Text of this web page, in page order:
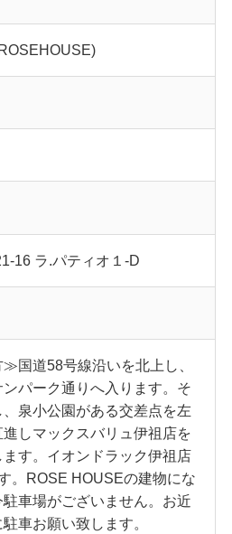
16 ラ.パティオ１-D
国道58号線沿いを北上し、
パーク通りへ入ります。そ
泉小公園がある交差点を左
しマックスバリュ伊祖店を
す。イオンドラック伊祖店
。ROSE HOUSEの建物にな
車場がございません。お近
車お願い致します。